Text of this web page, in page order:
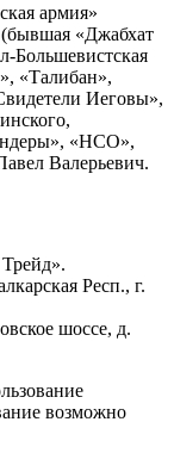
армия»
«Джабхат
Большевистская
«Талибан»,
Иеговы»,
«НСО»,
Валерьевич.
Респ., г.
шоссе, д.
возможно